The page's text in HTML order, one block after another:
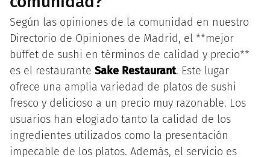
Según las opiniones de la comunidad en nuestro
Directorio de Opiniones de Madrid, el **mejor
buffet de sushi en términos de calidad y precio**
es el restaurante Sake Restaurant. Este lugar
ofrece una amplia variedad de platos de sushi
fresco y delicioso a un precio muy razonable. Los
usuarios han elogiado tanto la calidad de los
ingredientes utilizados como la presentación
impecable de los platos. Además, el servicio es